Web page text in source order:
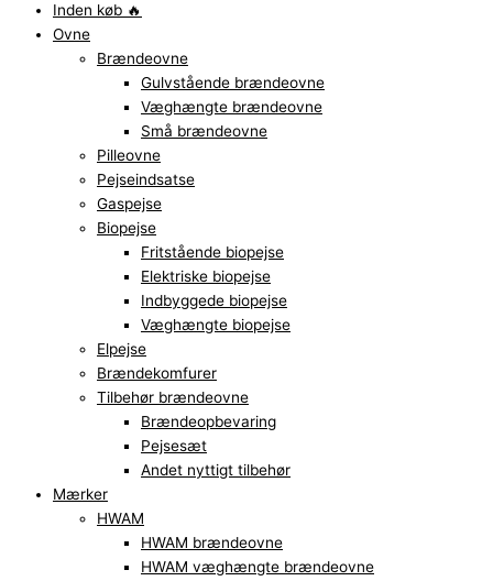
Inden køb 🔥
Ovne
Brændeovne
Gulvstående brændeovne
Væghængte brændeovne
Små brændeovne
Pilleovne
Pejseindsatse
Gaspejse
Biopejse
Fritstående biopejse
Elektriske biopejse
Indbyggede biopejse
Væghængte biopejse
Elpejse
Brændekomfurer
Tilbehør brændeovne
Brændeopbevaring
Pejsesæt
Andet nyttigt tilbehør
Mærker
HWAM
HWAM brændeovne
HWAM væghængte brændeovne